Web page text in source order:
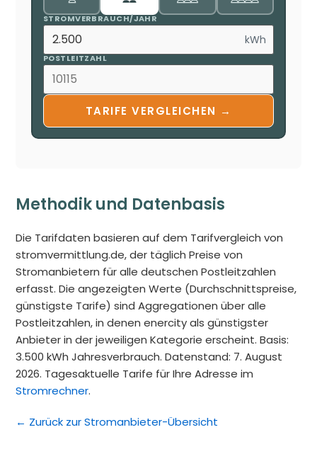
STROMVERBRAUCH/JAHR
kWh
POSTLEITZAHL
TARIFE VERGLEICHEN →
Methodik und Datenbasis
Die Tarifdaten basieren auf dem Tarifvergleich von
stromvermittlung.de, der täglich Preise von
Stromanbietern für alle deutschen Postleitzahlen
erfasst. Die angezeigten Werte (Durchschnittspreise,
günstigste Tarife) sind Aggregationen über alle
Postleitzahlen, in denen enercity als günstigster
Anbieter in der jeweiligen Kategorie erscheint. Basis:
3.500 kWh Jahresverbrauch. Datenstand: 7. August
2026. Tagesaktuelle Tarife für Ihre Adresse im
Stromrechner.
← Zurück zur Stromanbieter-Übersicht